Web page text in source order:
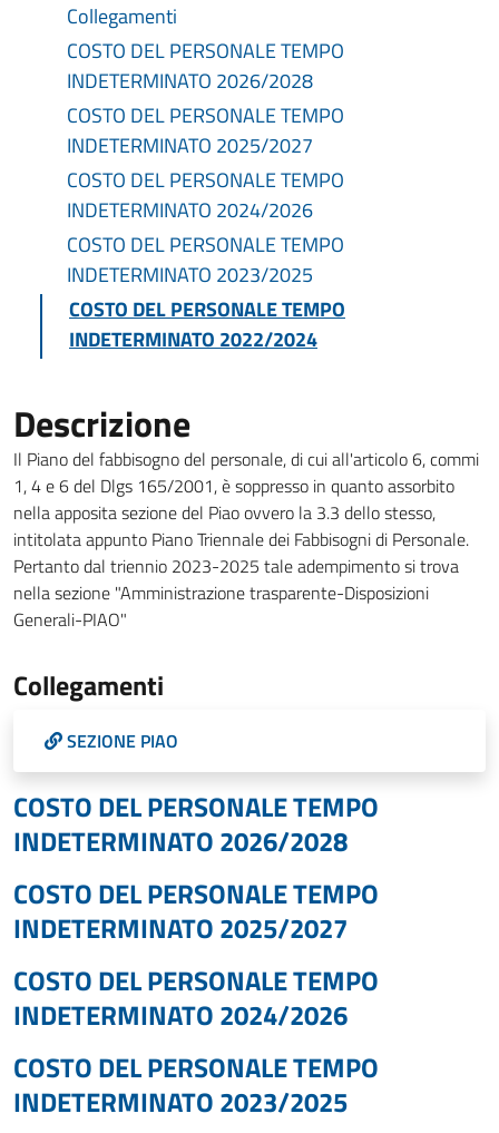
Collegamenti
COSTO DEL PERSONALE TEMPO
INDETERMINATO 2026/2028
COSTO DEL PERSONALE TEMPO
INDETERMINATO 2025/2027
COSTO DEL PERSONALE TEMPO
INDETERMINATO 2024/2026
COSTO DEL PERSONALE TEMPO
INDETERMINATO 2023/2025
COSTO DEL PERSONALE TEMPO
INDETERMINATO 2022/2024
Descrizione
Il Piano del fabbisogno del personale, di cui all'articolo 6, commi
1, 4 e 6 del Dlgs 165/2001, è soppresso in quanto assorbito
nella apposita sezione del Piao ovvero la 3.3 dello stesso,
intitolata appunto Piano Triennale dei Fabbisogni di Personale.
Pertanto dal triennio 2023-2025 tale adempimento si trova
nella sezione "Amministrazione trasparente-Disposizioni
Generali-PIAO"
Collegamenti
SEZIONE PIAO
COSTO DEL PERSONALE TEMPO
INDETERMINATO 2026/2028
COSTO DEL PERSONALE TEMPO
INDETERMINATO 2025/2027
COSTO DEL PERSONALE TEMPO
INDETERMINATO 2024/2026
COSTO DEL PERSONALE TEMPO
INDETERMINATO 2023/2025